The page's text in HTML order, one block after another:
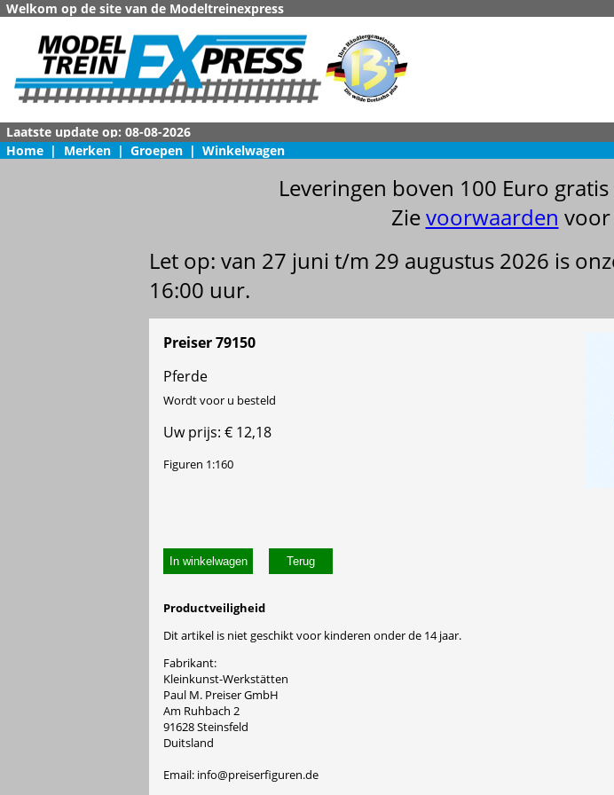
Welkom op de site van de Modeltreinexpress
Home | Merken | Groepen | Winkelwagen
Leveringen boven 100 Euro
Zievoorwaarden
Let op: van 27 juni t/m 29 augustus 2026 is
16:00 uur.
Preiser 79150
Pferde
Wordt voor u besteld
Uw prijs: € 12,18
Figuren 1:160
In winkelwagen
Productveiligheid
Dit artikel is niet geschikt voor kinderen onder de 14 jaar.
Fabrikant:
Kleinkunst-Werkstätten
Paul M. Preiser GmbH
Am Ruhbach 2
91628 Steinsfeld
Duitsland
Email: info@preiserfiguren.de